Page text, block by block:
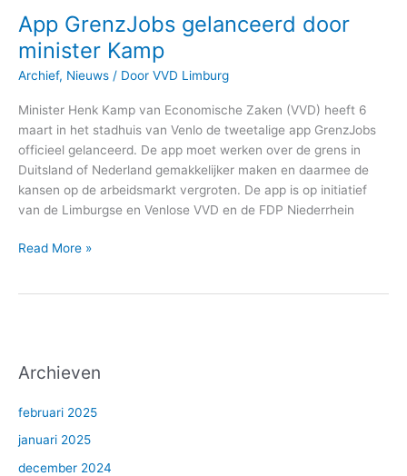
App GrenzJobs gelanceerd door
minister Kamp
Archief, Nieuws / Door VVD Limburg
Minister Henk Kamp van Economische Zaken (VVD) heeft 6
maart in het stadhuis van Venlo de tweetalige app GrenzJobs
officieel gelanceerd. De app moet werken over de grens in
Duitsland of Nederland gemakkelijker maken en daarmee de
kansen op de arbeidsmarkt vergroten. De app is op initiatief
van de Limburgse en Venlose VVD en de FDP Niederrhein
Read More »
Archieven
februari 2025
januari 2025
december 2024